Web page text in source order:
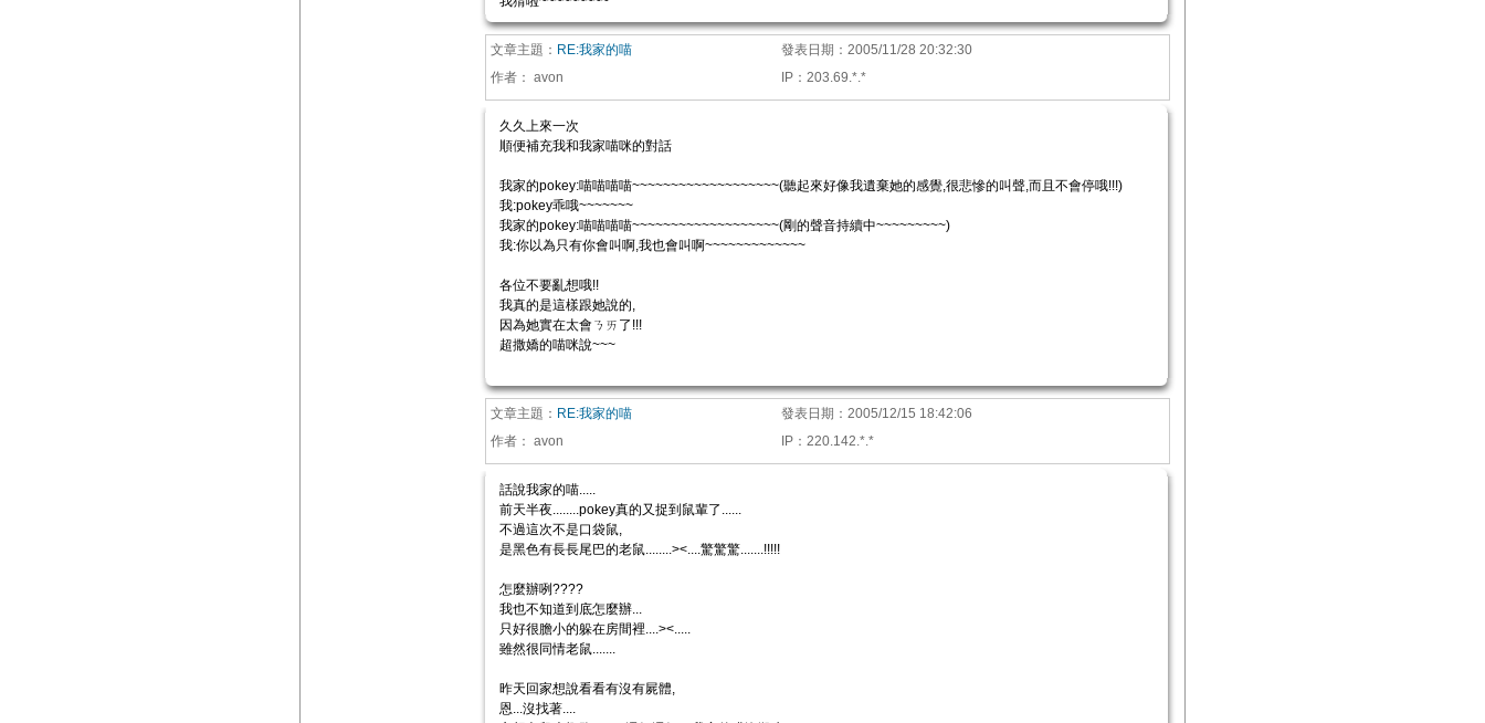
文章主題： RE:我家的喵 發表日期： 2005/11/28 20:32:30
作者： avon IP ： 203.69.*.*
久久上來一次
順便補充我和我家喵咪的對話
我家的pokey:喵喵喵喵~~~~~~~~~~~~~~~~~~~(聽起來好像我遺棄她的感覺,很悲慘的叫聲,而且不會停哦!!!)
我:pokey乖哦~~~~~~~
我家的pokey:喵喵喵喵~~~~~~~~~~~~~~~~~~~(剛的聲音持續中~~~~~~~~~)
我:你以為只有你會叫啊,我也會叫啊~~~~~~~~~~~~~
各位不要亂想哦!!
我真的是這樣跟她說的,
因為她實在太會ㄋㄞ了!!!
超撒嬌的喵咪說~~~
文章主題： RE:我家的喵 發表日期： 2005/12/15 18:42:06
作者： avon IP ： 220.142.*.*
話說我家的喵.....
前天半夜........pokey真的又捉到鼠輩了......
不過這次不是口袋鼠,
是黑色有長長尾巴的老鼠........><....驚驚驚.......!!!!!
怎麼辦咧????
我也不知道到底怎麼辦...
只好很膽小的躲在房間裡....><.....
雖然很同情老鼠.......
昨天回家想說看看有沒有屍體,
恩...沒找著....